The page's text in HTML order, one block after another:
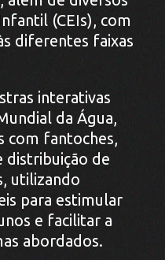
(CEIs), com
diferentes faixas
interativas
da Água,
com fantoches,
distribuição de
utilizando
para estimular
e facilitar a
abordados.